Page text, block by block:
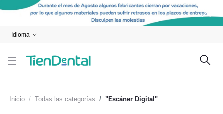
Idioma
Inicio Todas las categorías "Escáner Digital"